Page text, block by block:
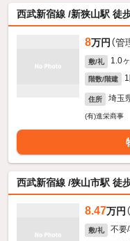
西武新宿線 /新狭山駅 徒
8万円 （管
敷/礼 1.0
階数/階建
住所 埼玉
(有)進栄商事
西武新宿線 /狭山市駅 徒
8.47万円
敷/礼 不要